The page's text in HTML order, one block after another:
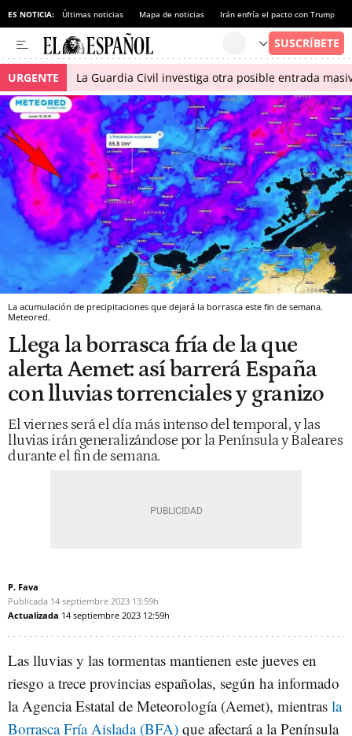
ES NOTICIA: Últimas noticias Mapa de noticias Irán enfría el pacto con Trump
URGENTE La Guardia Civil investiga otra posible entrada
La acumulación de precipitaciones que dejará la borrasca este fin de semana.
Meteored.
Llega la borrasca fría de la que
alerta Aemet: así barrerá España
con lluvias torrenciales y granizo
El viernes será el día más intenso del temporal, y las
lluvias irán generalizándose por la Península y Baleares
durante el fin de semana.
P. Fava
Publicada 14 septiembre 2023 13:59h
Actualizada 14 septiembre 2023 12:59h
Las lluvias y las tormentas mantienen este jueves en
riesgo a trece provincias españolas, según ha informado
la Agencia Estatal de Meteorología (Aemet), mientras la
Borrasca Fría Aislada (BFA) que afectará a la Península